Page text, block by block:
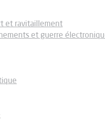
et ravitaillement
et guerre